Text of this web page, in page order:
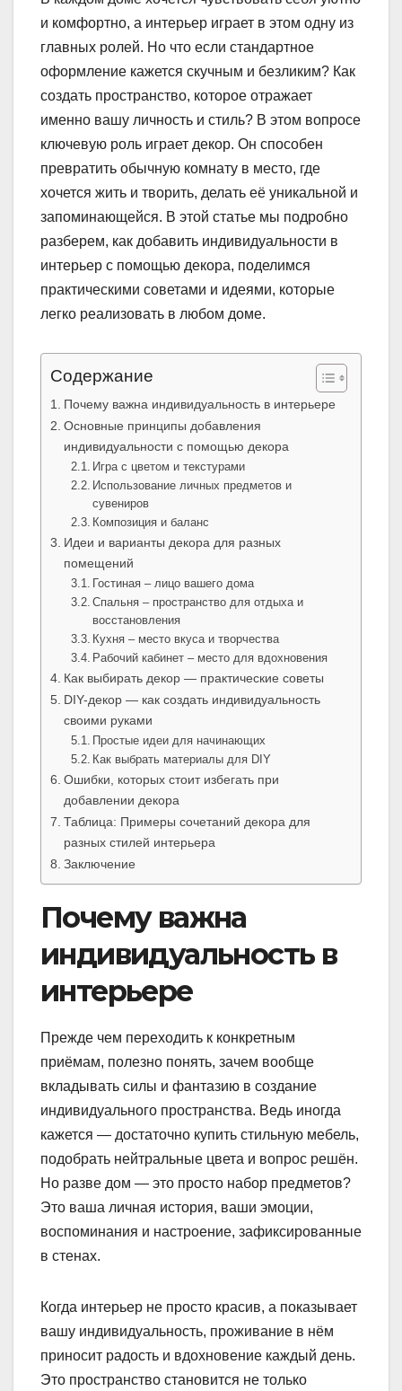
и комфортно, а интерьер играет в этом одну из
главных ролей. Но что если стандартное
оформление кажется скучным и безликим? Как
создать пространство, которое отражает
именно вашу личность и стиль? В этом вопросе
ключевую роль играет декор. Он способен
превратить обычную комнату в место, где
хочется жить и творить, делать её уникальной и
запоминающейся. В этой статье мы подробно
разберем, как добавить индивидуальности в
интерьер с помощью декора, поделимся
практическими советами и идеями, которые
легко реализовать в любом доме.
Содержание
Почему важна индивидуальность в интерьере
Основные принципы добавления
индивидуальности с помощью декора
Игра с цветом и текстурами
Использование личных предметов и
сувениров
Композиция и баланс
Идеи и варианты декора для разных
помещений
Гостиная – лицо вашего дома
Спальня – пространство для отдыха и
восстановления
Кухня – место вкуса и творчества
Рабочий кабинет – место для вдохновения
Как выбирать декор — практические советы
DIY-декор — как создать индивидуальность
своими руками
Простые идеи для начинающих
Как выбрать материалы для DIY
Ошибки, которых стоит избегать при
добавлении декора
Таблица: Примеры сочетаний декора для
разных стилей интерьера
Заключение
Почему важна
индивидуальность в
интерьере
Прежде чем переходить к конкретным
приёмам, полезно понять, зачем вообще
вкладывать силы и фантазию в создание
индивидуального пространства. Ведь иногда
кажется — достаточно купить стильную мебель,
подобрать нейтральные цвета и вопрос решён.
Но разве дом — это просто набор предметов?
Это ваша личная история, ваши эмоции,
воспоминания и настроение, зафиксированные
в стенах.
Когда интерьер не просто красив, а показывает
вашу индивидуальность, проживание в нём
приносит радость и вдохновение каждый день.
Это пространство становится не только